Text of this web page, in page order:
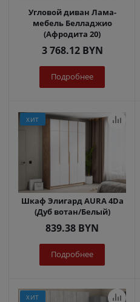
Угловой диван Лама-
мебель Белладжио
(Афродита 20)
3 768.12BYN
Подробнее
ХИТ
Шкаф Элигард AURA 4Dа
(Дуб вотан/Белый)
839.38 BYN
Подробнее
ХИТ